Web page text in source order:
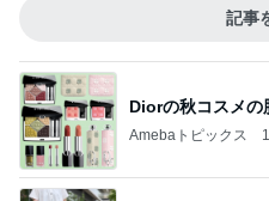
Amebaトピックス
ネイリストに褒め
Amebaトピックス